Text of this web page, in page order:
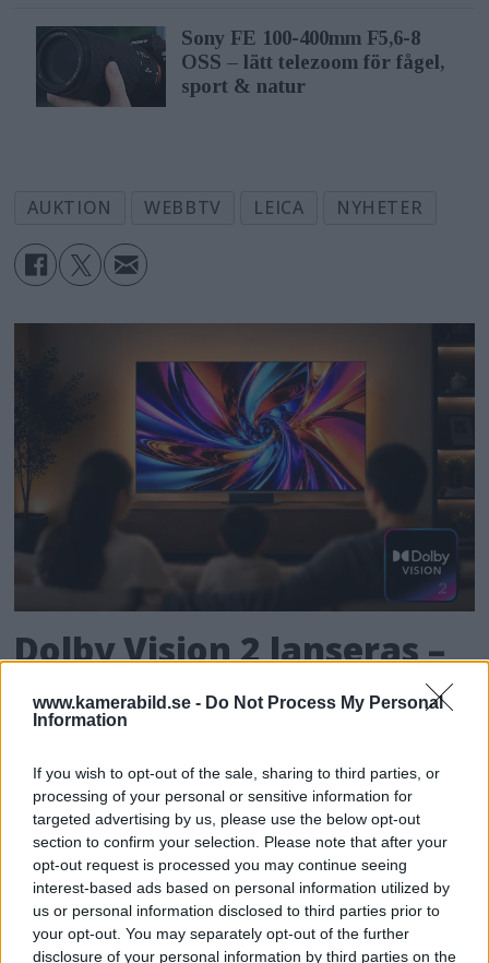
www.kamerabild.se - Do Not Process My Personal
Information
If you wish to opt-out of the sale, sharing to third parties, or
processing of your personal or sensitive information for
targeted advertising by us, please use the below opt-out
section to confirm your selection. Please note that after your
opt-out request is processed you may continue seeing
interest-based ads based on personal information utilized by
us or personal information disclosed to third parties prior to
your opt-out. You may separately opt-out of the further
disclosure of your personal information by third parties on the
Sony FE 100-400mm F5,6-8
OSS – lätt telezoom för fågel,
sport & natur
AUKTION WEBBTV LEICA NYHETER
Dolby Vision 2 lanseras –
nästa generation HDR ger
bättre bild
För de som älskar både film och dynamiskt
omfång släpps nu Dolby Vision 2, en ny
bildmotor som analyserar bilden och scenen
och förbättrar den för tittaren.